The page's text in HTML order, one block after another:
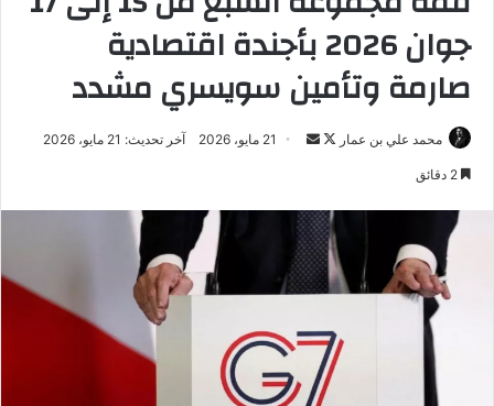
جوان 2026 بأجندة اقتصادية
صارمة وتأمين سويسري مشدد
محمد علي بن عمار
تابعأرسل
21 مايو، 2026 آخر تحديث: 21 مايو، 2026